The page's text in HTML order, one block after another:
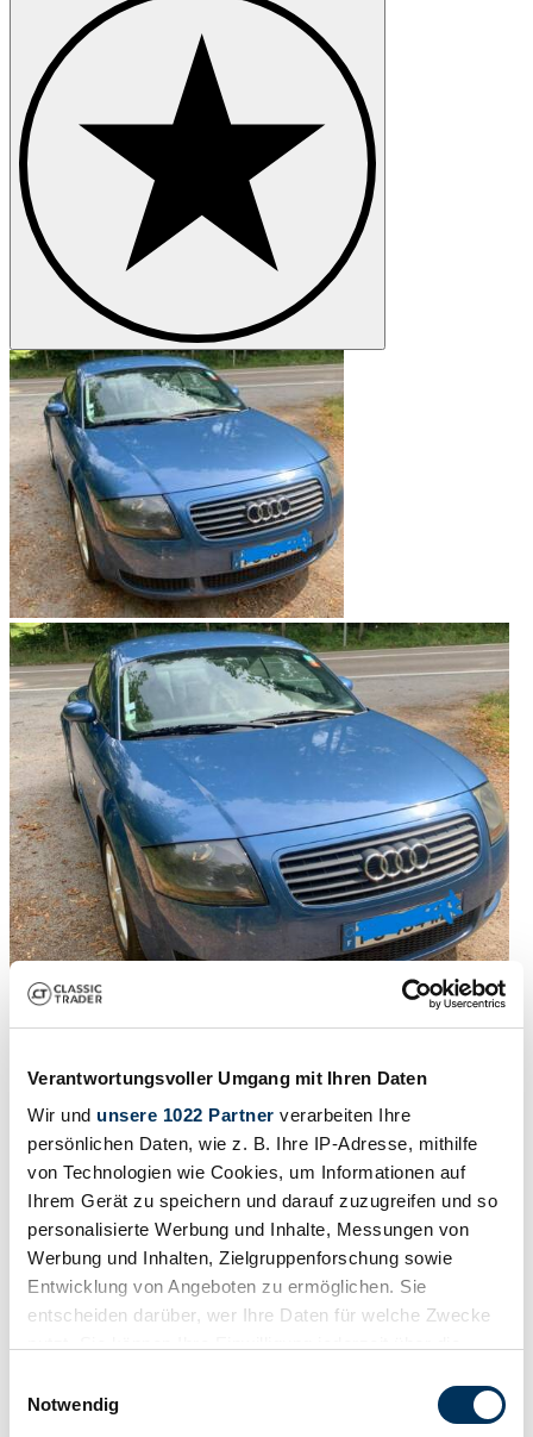
Verantwortungsvoller Umgang mit Ihren Daten
Wir und unsere 1022 Partner verarbeiten Ihre
persönlichen Daten, wie z. B. Ihre IP-Adresse, mithilfe
von Technologien wie Cookies, um Informationen auf
Ihrem Gerät zu speichern und darauf zuzugreifen und so
personalisierte Werbung und Inhalte, Messungen von
Werbung und Inhalten, Zielgruppenforschung sowie
Entwicklung von Angeboten zu ermöglichen. Sie
entscheiden darüber, wer Ihre Daten für welche Zwecke
Trigger Symbol ändern oder widerrufen
Notwendig
Beautiful Audi TT – Excellent Condition
€ 8.000